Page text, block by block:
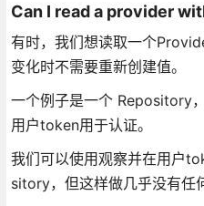
Can I read a provider
有时，我们想读取一个
变化时不需要重新创建值。
一个例子是一个 Repository
用户token用于认证。
我们可以使用观察并在用户
sitory，但这样做几乎没有任